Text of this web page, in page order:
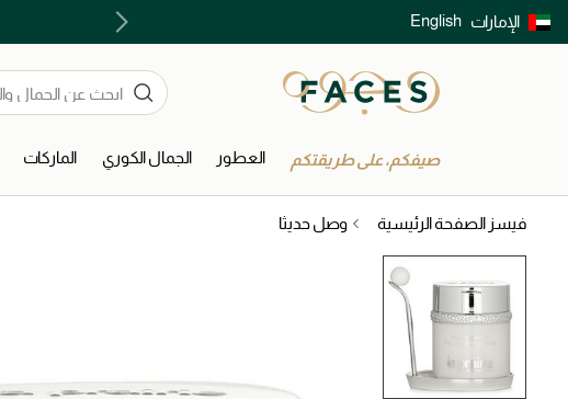
الإمارات English
توصيل سريع على جميع الطلبات ما فوق 299 درهم
صيفكم، على طريقتكم العطور الجمال الكوري الماركات
فيسز الصفحة الرئيسية وصل حديثا